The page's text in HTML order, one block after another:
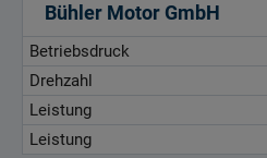
Bühler Motor GmbH
Betriebsdruck
Drehzahl
Leistung
Leistung